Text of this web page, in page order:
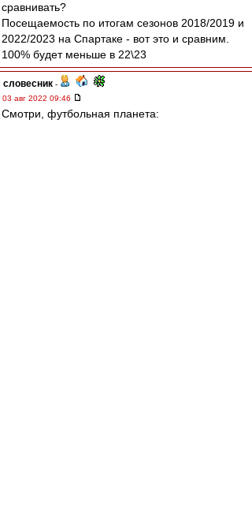
сравнивать?
Посещаемость по итогам сезонов 2018/2019 и
2022/2023 на Спартаке - вот это и сравним.
100% будет меньше в 22\23
словесник -
03 авг 2022 09:46
Смотри, футбольная планета: